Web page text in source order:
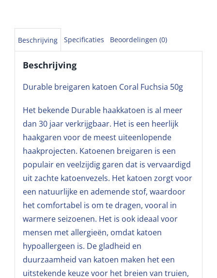
Beschrijving Specificaties Beoordelingen (0)
Beschrijving
Durable breigaren katoen Coral Fuchsia 50g
Het bekende Durable haakkatoen is al meer
dan 30 jaar verkrijgbaar. Het is een heerlijk
haakgaren voor de meest uiteenlopende
haakprojecten. Katoenen breigaren is een
populair en veelzijdig garen dat is vervaardigd
uit zachte katoenvezels. Het katoen zorgt voor
een natuurlijke en ademende stof, waardoor
het comfortabel is om te dragen, vooral in
warmere seizoenen. Het is ook ideaal voor
mensen met allergieën, omdat katoen
hypoallergeen is. De gladheid en
duurzaamheid van katoen maken het een
uitstekende keuze voor het breien van truien,